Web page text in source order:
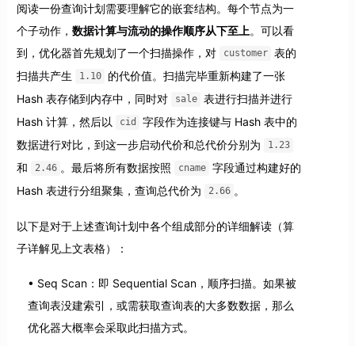
阅读一份查询计划需要理解它的嵌套结构。每个节点为一
个子动作， 数据计算与流动的操作顺序从下至上。可以看
到，优化器首先规划了一个扫描操作，对
customer
表的
扫描共产生
1.10
的代价值。扫描完毕重新构建了一张
Hash 表存储到内存中，同时对
sale
表进行扫描并进行
Hash 计算，然后以
cid
字段作为连接键与 Hash 表中的
数据进行对比，到这一步启动代价和总代价分别为
1.23
和 2.46 。最后将所有数据按照 cname 字段通过构建好的
Hash 表进行分组聚集，查询总代价为
2.66 。
以下是对于上述查询计划中各个组成部分的详细解读（算
子详解见上文表格）：
Seq Scan：即 Sequential Scan，顺序扫描。如果被
查询表没建索引，或需获取查询表的大多数数据，那么
优化器大概率会采取此扫描方式。